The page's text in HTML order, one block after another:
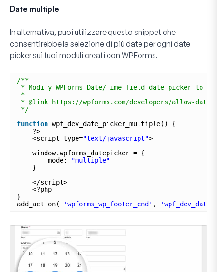
Date multiple
In alternativa, puoi utilizzare questo snippet che
consentirebbe la selezione di più date per ogni date
picker sui tuoi moduli creati con WPForms.
/**
* Modify WPForms Date/Time field date picker to
*
* @link https://wpforms.com/developers/allow-
*/
function wpf_dev_date_picker_multiple() {
?>
<script type="text/javascript">
window.wpforms_datepicker = {
mode:
"multiple"
}
</script>
<?php
}
add_action(
'wpforms_wp_footer_end' ,